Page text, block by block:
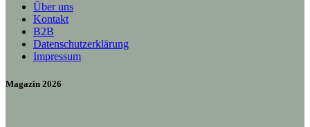
Über uns
Kontakt
B2B
Datenschutzerklärung
Impressum
Magazin 2026